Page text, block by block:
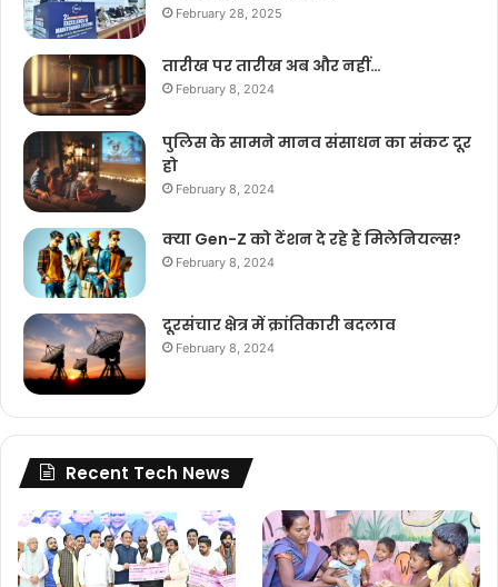
February 28, 2025
तारीख पर तारीख अब और नहीं…
February 8, 2024
पुलिस के सामने मानव संसाधन का संकट दूर
हो
February 8, 2024
क्या Gen-Z को टेंशन दे रहे हैं मिलेनियल्स?
February 8, 2024
दूरसंचार क्षेत्र में क्रांतिकारी बदलाव
February 8, 2024
Recent Tech News